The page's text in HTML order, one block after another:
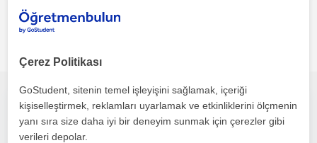
Her yaştan öğrenciye piyano dersi veriyorum!
Çerez Politikası
GoStudent, sitenin temel işleyişini sağlamak, içeriği
kişiselleştirmek, reklamları uyarlamak ve etkinliklerini ölçmenin
yanı sıra size daha iyi bir deneyim sunmak için çerezler gibi
verileri depolar.